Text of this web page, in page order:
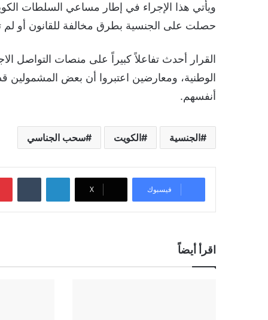
ويأتي هذا الإجراء في إطار مساعي السلطات
حصلت على الجنسية بطرق مخالفة للقانون أو لم
القرار أحدث تفاعلاً كبيراً على منصات التواصل
الوطنية، ومعارضين اعتبروا أن بعض
أنفسهم.
الجنسية الكويت سحب الجناسي
فيسبوك ‫X
لينكدإن
اقرأ أيضاً